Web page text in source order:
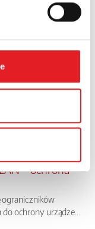
– ochrona
ograniczników
ochrony urządze...